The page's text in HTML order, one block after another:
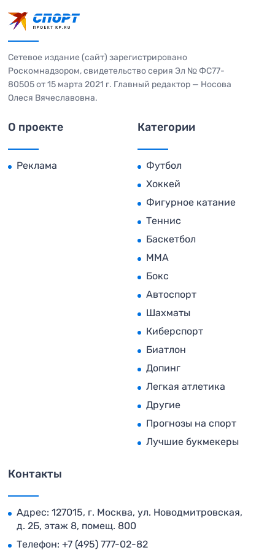
Сетевое издание (сайт) зарегистрировано
Роскомнадзором, свидетельство серия Эл № ФС77-
80505 от 15 марта 2021 г. Главный редактор — Носова
Олеся Вячеславовна.
О проекте
Реклама
Категории
Футбол
Хоккей
Фигурное катание
Теннис
Баскетбол
MMA
Бокс
Автоспорт
Шахматы
Киберспорт
Биатлон
Допинг
Легкая атлетика
Другие
Прогнозы на спорт
Лучшие букмекеры
Контакты
Адрес: 127015, г. Москва, ул. Новодмитровская,
д. 2Б, этаж 8, помещ. 800
Телефон: +7 (495) 777-02-82